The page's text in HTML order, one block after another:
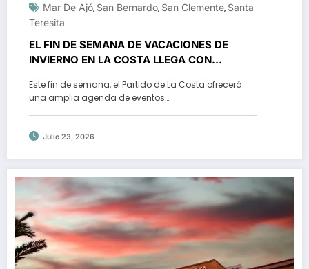
Mar De Ajó, San Bernardo, San Clemente, Santa
Teresita
EL FIN DE SEMANA DE VACACIONES DE
INVIERNO EN LA COSTA LLEGA CON
Este fin de semana, el Partido de La Costa ofrecerá
una amplia agenda de eventos…
Julio 23, 2026